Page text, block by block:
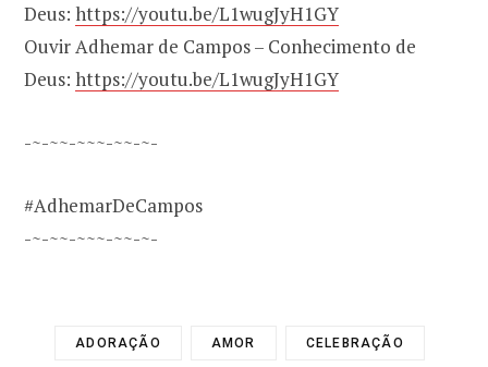
Deus: https://youtu.be/L1wugJyH1GY
Ouvir Adhemar de Campos – Conhecimento de
Deus: https://youtu.be/L1wugJyH1GY
-~-~~-~~~-~~-~-
#AdhemarDeCampos
-~-~~-~~~-~~-~-
ADORAÇÃO AMOR CELEBRAÇÃO